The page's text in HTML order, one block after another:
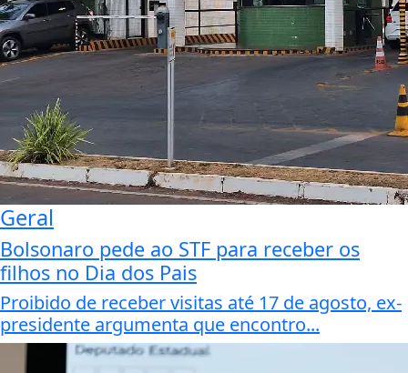
Geral
Bolsonaro pede ao STF para receber os
filhos no Dia dos Pais
Proibido de receber visitas até 17 de agosto, ex-
presidente argumenta que encontro...